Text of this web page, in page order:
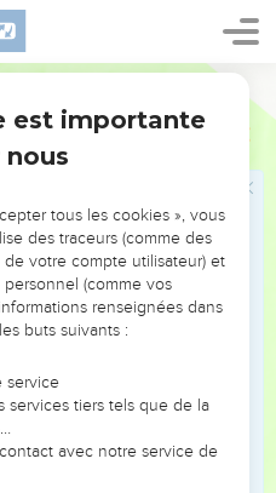
j'ai fait appel à l'Eternel, et il
des morts j'ai appelé au
; toutes tes vagues et tous
de ton regard’, mais je verrai
la vie. L'abîme m'a
autour de ma tête.
des montagnes. Les
Eternel, mon Dieu !
en moi, je me suis souvenu
jusqu'à toi, dans ton
est importante
nous
tous les cookies », vous
des traceurs (comme des
votre compte utilisateur) et
(comme vos
renseignées dans
buts suivants :
service
services tiers tels que de la
avec notre service de